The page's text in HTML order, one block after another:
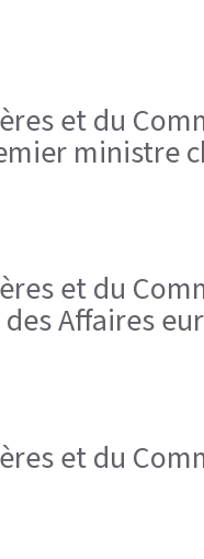
et du
ministre
et du
Affaires
et du